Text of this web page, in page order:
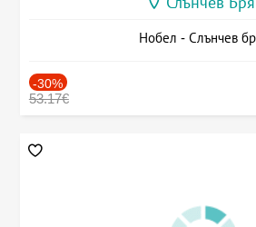
Нобел - Слънчев
-30%
53.17€